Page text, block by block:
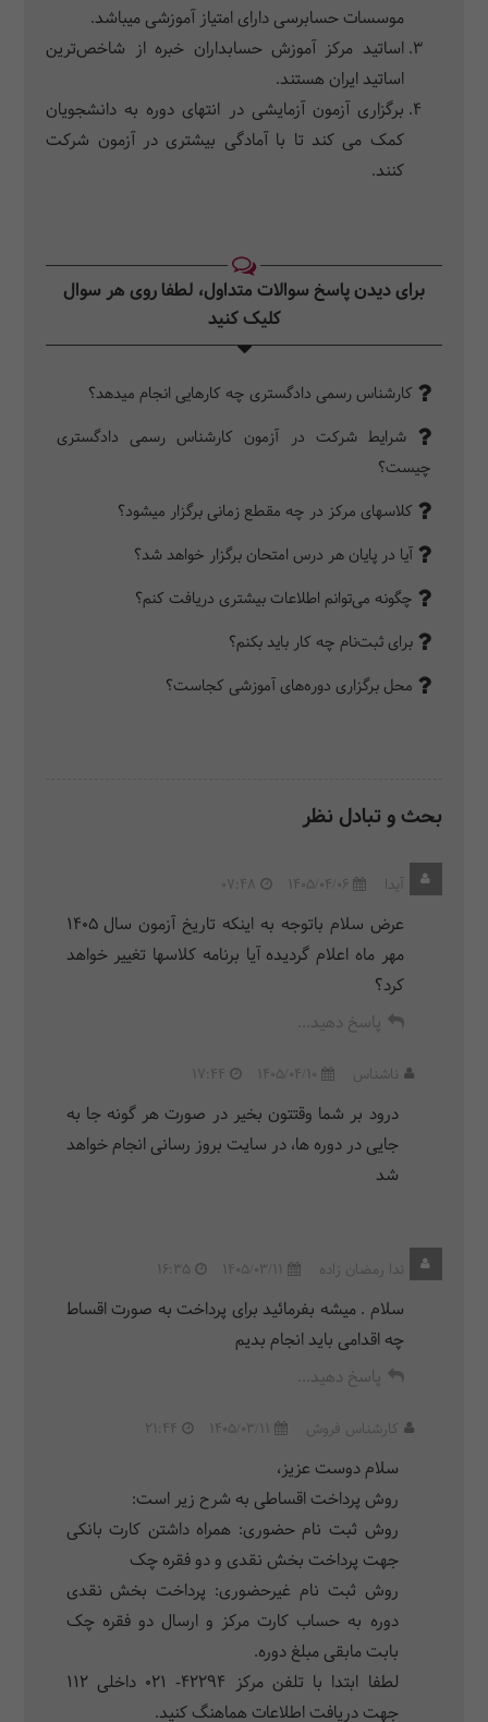
موسسات حسابرسی دارای امتیاز آموزشی می‎باشد.
اساتید مرکز آموزش حسابداران خبره از شاخص‌ترین
اساتید ایران هستند.
برگزاری آزمون آزمایشی در انتهای دوره به دانشجویان
کمک می کند تا با آمادگی بیشتری در آزمون شرکت
کنند.
برای دیدن پاسخ سوالات متداول، لطفا روی هر سوال
کلیک کنید‎
کارشناس رسمی دادگستری چه کارهایی انجام می­‎دهد؟
شرایط شرکت در آزمون کارشناس رسمی دادگستری
چیست؟
کلاس­‎های مرکز در چه مقطع زمانی برگزار می­‎شود؟
آیا در پایان هر درس امتحان برگزار خواهد شد؟
چگونه می‌توانم اطلاعات بیشتری دریافت کنم؟
برای ثبت‌نام چه کار باید بکنم؟
محل برگزاری دوره‌های آموزشی کجاست؟
بحث و تبادل نظر
آیدا 1405/04/06
07:48
عرض سلام باتوجه به اینکه تاریخ آزمون سال 1405
مهر ماه اعلام گردیده آیا برنامه کلاسها تغییر خواهد
کرد؟
پاسخ دهید...
ناشناس 1405/04/10
17:44
درود بر شما وقتتون بخیر در صورت هر گونه جا به
جایی در دوره ها، در سایت بروز رسانی انجام خواهد
شد
ندا رمضان زاده 1405/03/11
16:35
سلام . میشه بفرمائید برای پرداخت به صورت اقساط
چه اقدامی باید انجام بدیم
پاسخ دهید...
کارشناس فروش 1405/03/11
21:44
سلام دوست عزیز،
روش پرداخت اقساطی به شرح زیر است:
روش ثبت نام حضوری: همراه داشتن کارت بانکی
جهت پرداخت بخش نقدی و دو فقره چک
روش ثبت نام غیرحضوری: پرداخت بخش نقدی
دوره به حساب کارت مرکز و ارسال دو فقره چک
بابت مابقی مبلغ دوره.
لطفا ابتدا با تلفن مرکز ۴۲۲۹۴- ۰۲۱ داخلی ۱۱۲
جهت دریافت اطلاعات هماهنگ کنید.